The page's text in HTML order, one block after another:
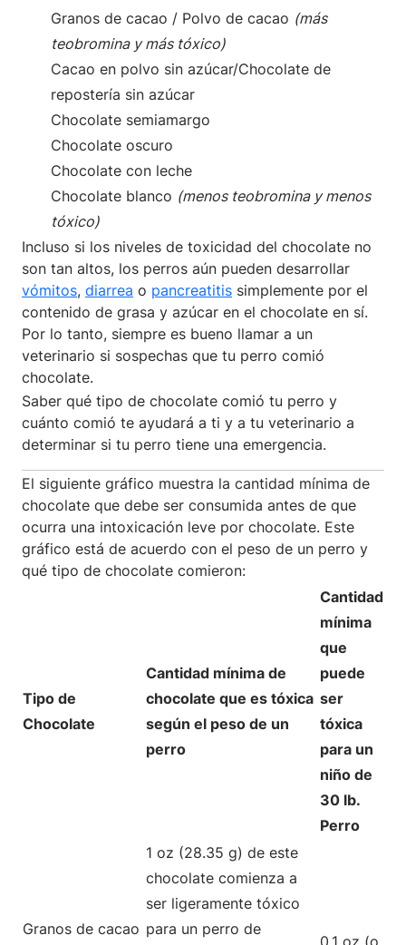
Granos de cacao / Polvo de cacao (más
teobromina y más tóxico)
Cacao en polvo sin azúcar/Chocolate de
repostería sin azúcar
Chocolate semiamargo
Chocolate oscuro
Chocolate con leche
Chocolate blanco (menos teobromina y menos
tóxico)
Incluso si los niveles de toxicidad del chocolate no
son tan altos, los perros aún pueden desarrollar
vómitos, diarrea o pancreatitis simplemente por el
contenido de grasa y azúcar en el chocolate en sí.
Por lo tanto, siempre es bueno llamar a un
veterinario si sospechas que tu perro comió
chocolate.
Saber qué tipo de chocolate comió tu perro y
cuánto comió te ayudará a ti y a tu veterinario a
determinar si tu perro tiene una emergencia.
El siguiente gráfico muestra la cantidad mínima de
chocolate que debe ser consumida antes de que
ocurra una intoxicación leve por chocolate. Este
gráfico está de acuerdo con el peso de un perro y
qué tipo de chocolate comieron:
Tipo de
Chocolate
Cantidad mínima de
chocolate que es tóxica
según el peso de un
perro
Cantidad
mínima
que
puede
ser
tóxica
para un
niño de
30 lb.
Perro
Granos de cacao
1 oz (28.35 g) de este
chocolate comienza a
ser ligeramente tóxico
para un perro de
0.1 oz (o